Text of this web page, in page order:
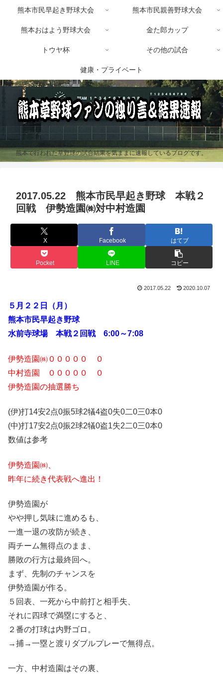
熊本で行われた草野球の試合結果を気ままに速報しているブログです。
熊本市民早起き野球大会 熊本市民親善野球大会
熊本おはよう野球大会 金た郎カップ
トウヤ杯 その他の試合
健康・プライベート
2017.05.22 熊本市民早起き野球 本戦２
回戦 伊勢造園㈱対中村造園
X Facebook はてブ
Pocket LINE コピー
2017.05.22 2020.10.07
５月２２日（月）
熊本市民早起き野球
水前寺球場 本戦２回戦 6:00～7:08
伊勢造園㈱０００００ ０
中村造園 ０００００ ０
伊勢造園の抽選勝ち
(伊)打14安2点0振5球2犠4盗0失0二0三0本0
(中)打17安2点0振2球2犠0盗1失2二0三0本0
数値は参考
伊勢造園㈱、
昨年に続き代表戦へ進出！
伊勢造園が
やや押し気味に進めるも、
一進一退の攻防が続き、
両チーム無得点のまま、
勝敗の行方は最終回へ。
まず、先制のチャンスを
伊勢造園が作る。
５回表、一死から中前打と相手失、
それに四球で満塁にすると、
２番の打球は内野ゴロ。
→捕→一塁と渡りダブルプレーで無得点。
一方、中村造園はその裏、